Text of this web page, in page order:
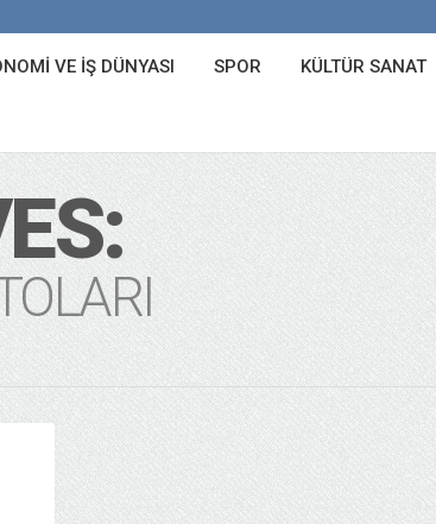
VE İŞ DÜNYASI SPOR KÜLTÜR SANAT